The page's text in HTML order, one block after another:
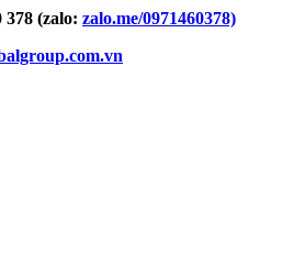
(zalo: zalo.me/0971460378)